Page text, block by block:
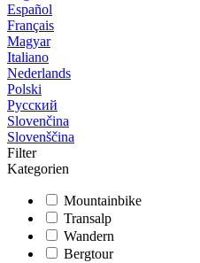
Español
Français
Magyar
Italiano
Nederlands
Polski
Русский
Slovenčina
Slovenščina
Filter
Kategorien
Mountainbike
Transalp
Wandern
Bergtour